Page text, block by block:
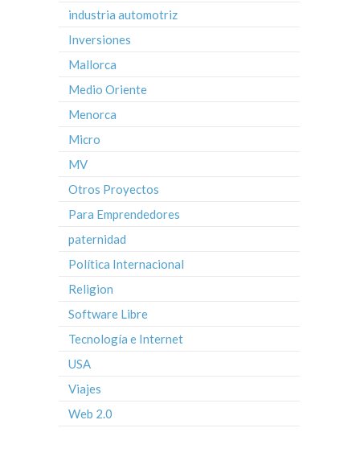
industria automotriz
Inversiones
Mallorca
Medio Oriente
Menorca
Micro
MV
Otros Proyectos
Para Emprendedores
paternidad
Política Internacional
Religion
Software Libre
Tecnología e Internet
USA
Viajes
Web 2.0